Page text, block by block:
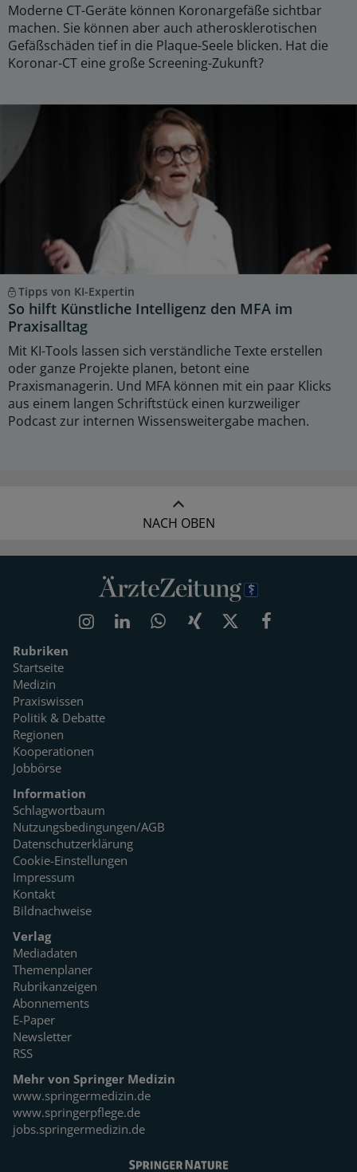
Moderne CT-Geräte können Koronargefäße sichtbar
machen. Sie können aber auch atherosklerotischen
Gefäßschäden tief in die Plaque-Seele blicken. Hat die
Koronar-CT eine große Screening-Zukunft?
Tipps von KI-Expertin
So hilft Künstliche Intelligenz den MFA im
Praxisalltag
Mit KI-Tools lassen sich verständliche Texte erstellen
oder ganze Projekte planen, betont eine
Praxismanagerin. Und MFA können mit ein paar Klicks
aus einem langen Schriftstück einen kurzweiliger
Podcast zur internen Wissensweitergabe machen.
NACH OBEN
Rubriken
Startseite
Medizin
Praxiswissen
Politik & Debatte
Regionen
Kooperationen
Jobbörse
Information
Schlagwortbaum
Nutzungsbedingungen/AGB
Datenschutzerklärung
Cookie-Einstellungen
Impressum
Kontakt
Bildnachweise
Verlag
Mediadaten
Themenplaner
Rubrikanzeigen
Abonnements
E-Paper
Newsletter
RSS
Mehr von Springer Medizin
www.springermedizin.de
www.springerpflege.de
jobs.springermedizin.de